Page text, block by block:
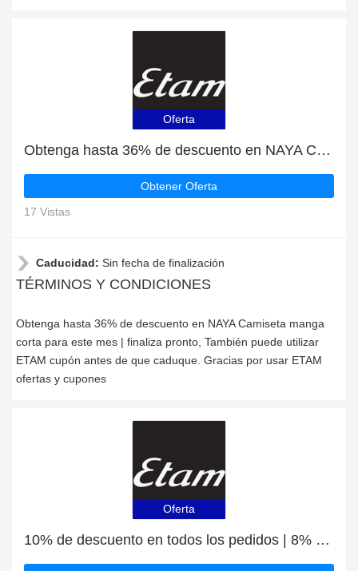
Oferta
Obtenga hasta 36% de descuento en NAYA Camiseta manga corta para este mes | finaliza pronto
Obtener Oferta
17 Vistas
Caducidad: Sin fecha de finalización
TÉRMINOS Y CONDICIONES
Obtenga hasta 36% de descuento en NAYA Camiseta manga
corta para este mes | finaliza pronto, También puede utilizar
ETAM cupón antes de que caduque. Gracias por usar ETAM
ofertas y cupones
Oferta
10% de descuento en todos los pedidos | 8% de descuento en RELAX Top de satén y encaje